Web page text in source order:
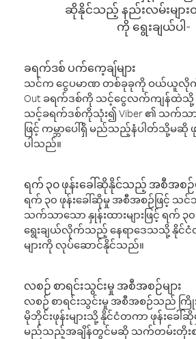
ဆိုနိုင်သည့် နည်းလမ်းမျာ
ကို ရွေးချယ်ပါ-
ခရက်ဒစ် ပက်ကေ့ချ်များ
သင်က ငွေပမာဏ တစ်ခုခုကို ဝယ်ယူလိုက်
Out ခရက်ဒစ်ကို သင့်ငွေလက်ကျန်ထဲသို့
သင့်ခရက်ဒစ်ကိုသုံး၍ Viber ၏ သက်သာသ
ဖြင့် ကမ္ဘာပေါ်ရှိ မည်သည့်နံပါတ်သို့မဆို ဖု
ပါသည်။
ရက် ၃၀ ဖုန်းခေါ်ဆိုနိုင်သည့် အစီအစဉ်မ
ရက် ၃၀ ဖုန်းခေါ်ဆိုမှု အစီအစဉ်ဖြင့် သ
သက်သာသော နှုန်းထားများဖြင့် ရက်
ရွေးချယ်လိုက်သည့် နေရာဒေသသို့ နိုင်ငံ
များကို လုပ်ဆောင်နိုင်သည်။
လစဉ် စာရင်းသွင်းမှု အစီအစဉ်များ
လစဉ် စာရင်းသွင်းမှု အစီအစဉ်သည် ကြိုးဖု
မိုဘိုင်းဖုန်းများသို့ နိုင်ငံတကာ ဖုန်းခေါ်ဆိုမှု
မည်သည့်အချိန်တွင်မဆို သက်တမ်းတိုး